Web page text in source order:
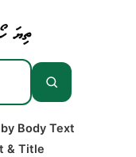
ތިޔަ
Body Text
& Title